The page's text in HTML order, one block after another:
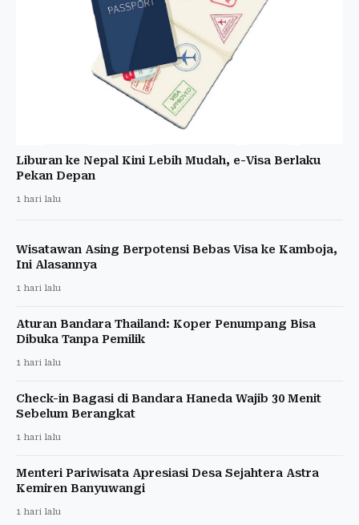
Liburan ke Nepal Kini Lebih Mudah, e-Visa Berlaku
Pekan Depan
1 hari lalu
Wisatawan Asing Berpotensi Bebas Visa ke Kamboja,
Ini Alasannya
1 hari lalu
Aturan Bandara Thailand: Koper Penumpang Bisa
Dibuka Tanpa Pemilik
1 hari lalu
Check-in Bagasi di Bandara Haneda Wajib 30 Menit
Sebelum Berangkat
1 hari lalu
Menteri Pariwisata Apresiasi Desa Sejahtera Astra
Kemiren Banyuwangi
1 hari lalu